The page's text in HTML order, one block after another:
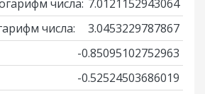
числа: 7.0121152943064
числа:
3.0453229787867
-0.85095102752963
-0.52524503686019